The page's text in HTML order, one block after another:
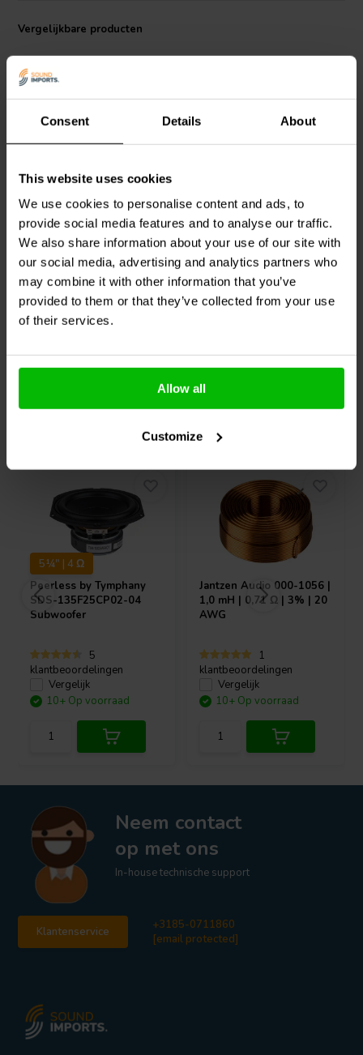
Consent Details About
This website uses cookies
We use cookies to personalise content and ads, to
provide social media features and to analyse our traffic.
We also share information about your use of our site with
our social media, advertising and analytics partners who
may combine it with other information that you’ve
provided to them or that they’ve collected from your use
of their services.
Allow all
Customize
Vergelijkbare producten
6" | 4 Ω
SB Acoustics
SB16PFC25-4-COAX
Coaxial Woofer
0
klantbeoordelingen
Vergelijk
1 Op voorraad
Dayton Audio CX120-8
Coaxial Woofer
11
klantbeoordelingen
Vergelijk
10+ Op voorraad
5¼" | 4 Ω
Peerless by Tymphany
SDS-135F25CP02-04
Subwoofer
5
klantbeoordelingen
Vergelijk
10+ Op voorraad
Jantzen Audio 000-1056 |
1,0 mH | 0,71 Ω | 3% | 20
AWG
1
klantbeoordelingen
Vergelijk
10+ Op voorraad
Neem contact
op met ons
In-house technische support
Klantenservice
+3185-0711860
[email protected]